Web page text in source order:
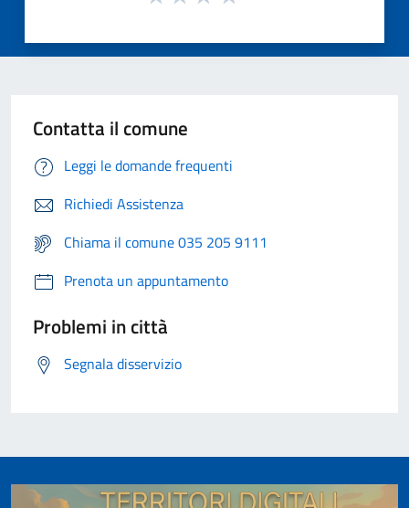
Contatta il comune
Leggi le domande frequenti
Richiedi Assistenza
Chiama il comune 035 205 9111
Prenota un appuntamento
Problemi in città
Segnala disservizio